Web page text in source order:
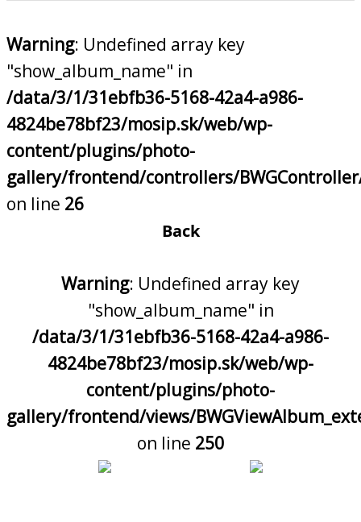
Warning: Undefined array key
"show_album_name" in
/data/3/1/31ebfb36-5168-42a4-a986-
4824be78bf23/mosip.sk/web/wp-
content/plugins/photo-
gallery/frontend/controllers/
on line 26
Back
Warning: Undefined array key
"show_album_name" in
/data/3/1/31ebfb36-5168-42a4-a986-
4824be78bf23/mosip.sk/web/wp-
content/plugins/photo-
gallery/frontend/views/
on line 250